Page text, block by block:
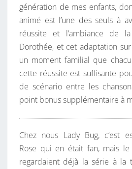
génération de mes enfants,
animé est l’une des seuls à
réussite et l’ambiance de
Dorothée, et cet adaptation
un moment familial que
cette réussite est suffisante
de scénario entre les
point bonus supplémentaire à
Chez nous Lady Bug, c’est
Rose qui en était fan, mais
regardaient déjà la série à la